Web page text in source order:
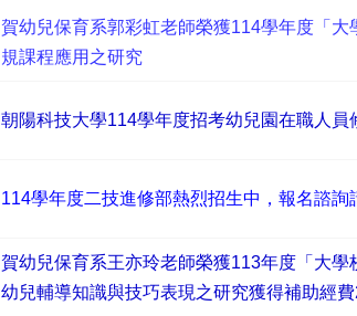
賀幼兒保育系郭彩虹老師榮獲114學年度「
規課程應用之研究
朝陽科技大學114學年度招考幼兒園在職人
114學年度二技進修部熱烈招生中，報名諮詢
賀幼兒保育系王亦玲老師榮獲113年度「大
幼兒輔導知識與技巧表現之研究獲得補助經